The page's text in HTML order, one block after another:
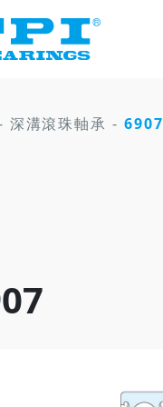
深溝滾珠軸承 - 6907